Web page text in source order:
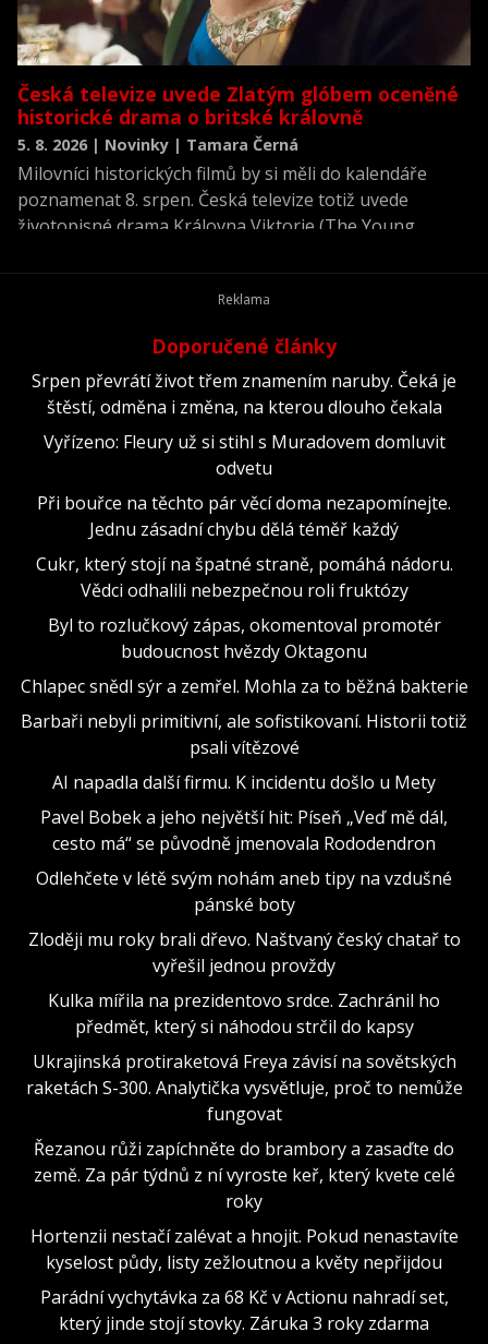
Česká televize uvede Zlatým glóbem oceněné
historické drama o britské královně
5. 8. 2026 | Novinky | Tamara Černá
Milovníci historických filmů by si měli do kalendáře
poznamenat 8. srpen. Česká televize totiž uvede
životopisné drama Královna Viktorie (The Young
Doporučené články
Srpen převrátí život třem znamením naruby. Čeká je
štěstí, odměna i změna, na kterou dlouho čekala
Vyřízeno: Fleury už si stihl s Muradovem domluvit
odvetu
Při bouřce na těchto pár věcí doma nezapomínejte.
Jednu zásadní chybu dělá téměř každý
Cukr, který stojí na špatné straně, pomáhá nádoru.
Vědci odhalili nebezpečnou roli fruktózy
Byl to rozlučkový zápas, okomentoval promotér
budoucnost hvězdy Oktagonu
Chlapec snědl sýr a zemřel. Mohla za to běžná bakterie
Barbaři nebyli primitivní, ale sofistikovaní. Historii totiž
psali vítězové
AI napadla další firmu. K incidentu došlo u Mety
Pavel Bobek a jeho největší hit: Píseň „Veď mě dál,
cesto má“ se původně jmenovala Rododendron
Odlehčete v létě svým nohám aneb tipy na vzdušné
pánské boty
Zloději mu roky brali dřevo. Naštvaný český chatař to
vyřešil jednou provždy
Kulka mířila na prezidentovo srdce. Zachránil ho
předmět, který si náhodou strčil do kapsy
Ukrajinská protiraketová Freya závisí na sovětských
raketách S-300. Analytička vysvětluje, proč to nemůže
fungovat
Řezanou růži zapíchněte do brambory a zasaďte do
země. Za pár týdnů z ní vyroste keř, který kvete celé
roky
Hortenzii nestačí zalévat a hnojit. Pokud nenastavíte
kyselost půdy, listy zežloutnou a květy nepřijdou
Parádní vychytávka za 68 Kč v Actionu nahradí set,
který jinde stojí stovky. Záruka 3 roky zdarma